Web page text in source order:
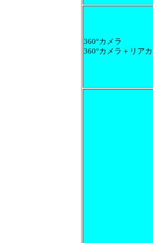
360°カメラ
360°カメラ＋リア